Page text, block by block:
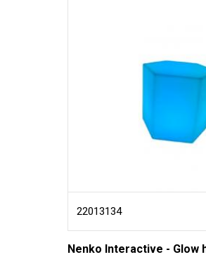
22013134
Nenko Interactive - Glow